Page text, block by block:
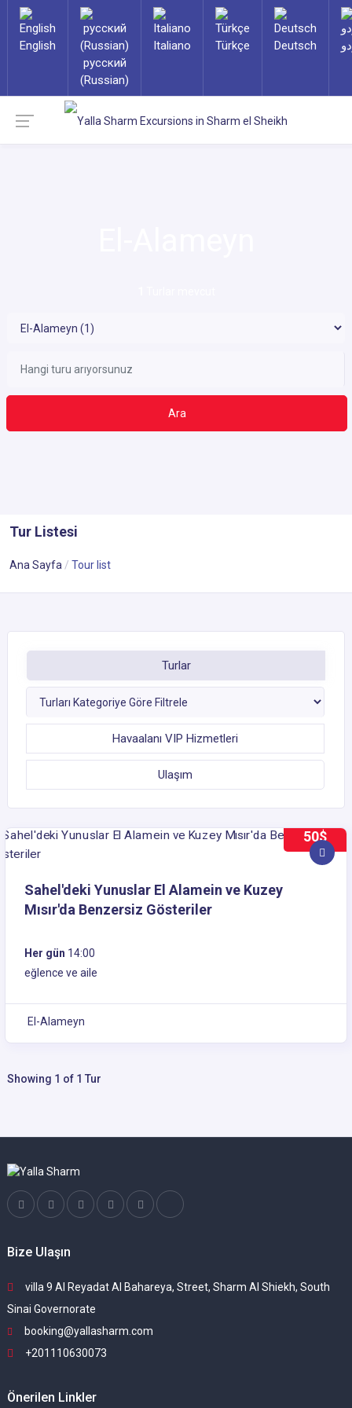
English
русский
(Russian)
Italiano Türkçe Deutsch
Ara
Tur Listesi
Ana Sayfa Tour list
Turlar
Havaalanı VIP Hizmetleri
Ulaşım
50$
Sahel'deki Yunuslar El Alamein ve Kuzey
Mısır'da Benzersiz Gösteriler
Her gün 14:00
eğlence ve aile
El-Alameyn
Showing 1 of 1 Tur
Bize Ulaşın
villa 9 Al Reyadat Al Bahareya, Street, Sharm Al Shiekh, South
Sinai Governorate
booking@yallasharm.com
+201110630073
Önerilen Linkler